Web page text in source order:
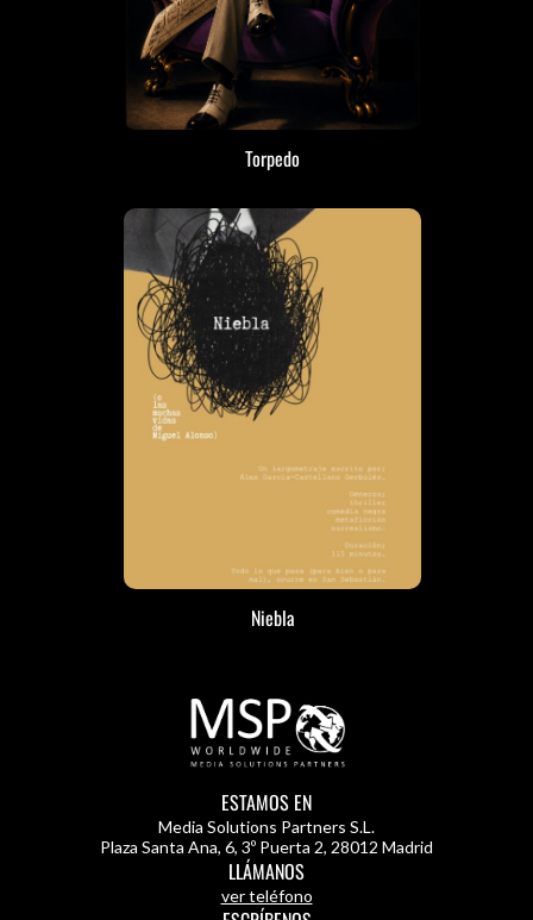
Torpedo
Niebla
ESTAMOS EN
Media Solutions Partners S.L.
Plaza Santa Ana, 6, 3º Puerta 2, 28012 Madrid
LLÁMANOS
ver teléfono